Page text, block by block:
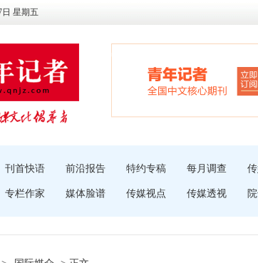
日 星期五
刊首快语 前沿报告 特约专稿 每月调查
专栏作家 媒体脸谱 传媒视点 传媒透视